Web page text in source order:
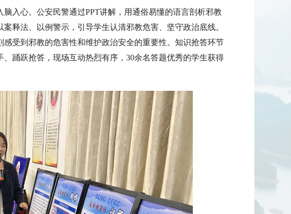
入心。公安民警通过PPT讲解，用通俗易懂的语言剖析邪教
释法、以例警示，引导学生认清邪教危害、坚守政治底线。
受到邪教的危害性和维护政治安全的重要性。知识抢答环节
踊跃抢答，现场互动热烈有序，30余名答题优秀的学生获得